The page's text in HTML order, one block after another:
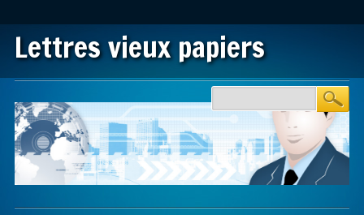
Lettres vieux papiers
Main menu